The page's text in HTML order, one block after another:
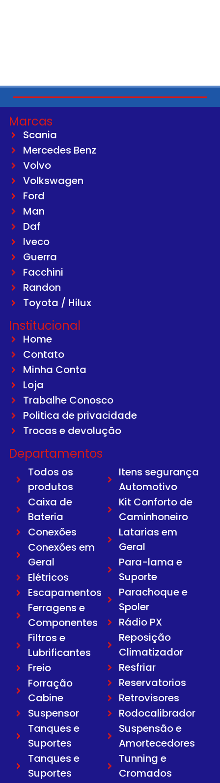
Marcas
Scania
Mercedes Benz
Volvo
Volkswagen
Ford
Man
Daf
Iveco
Guerra
Facchini
Randon
Toyota / Hilux
Institucional
Home
Contato
Minha Conta
Loja
Trabalhe Conosco
Politica de privacidade
Trocas e devolução
Departamentos
Todos os
produtos
Caixa de
Bateria
Conexões
Conexões em
Geral
Elétricos
Escapamentos
Ferragens e
Componentes
Filtros e
Lubrificantes
Freio
Forração
Cabine
Suspensor
Tanques e
Suportes
Tanques e
Suportes
Itens segurança
Automotivo
Kit Conforto de
Caminhoneiro
Latarias em
Geral
Para-lama e
Suporte
Parachoque e
Spoler
Rádio PX
Reposição
Climatizador
Resfriar
Reservatorios
Retrovisores
Rodocalibrador
Suspensão e
Amortecedores
Tunning e
Cromados